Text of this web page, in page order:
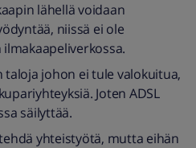
lähellä voidaan
niissä ei ole
taloja johon ei tule valokuitua,
Joten ADSL
säilyttää.
yhteistyötä, mutta eihän